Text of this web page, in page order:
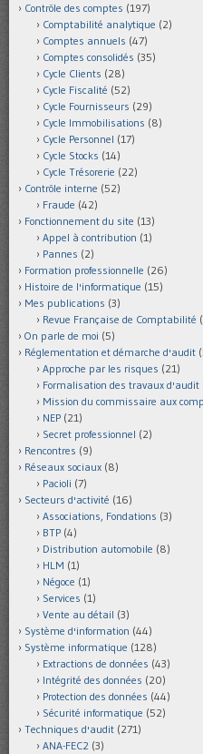
Contrôle des comptes (197)
Comptabilité analytique (2)
Comptes annuels (47)
Comptes consolidés (35)
Cycle Clients (28)
Cycle Fiscalité (52)
Cycle Fournisseurs (29)
Cycle Immobilisations (8)
Cycle Personnel (17)
Cycle Stocks (14)
Cycle Trésorerie (22)
Contrôle interne (52)
Fraude (42)
Fonctionnement du site (13)
Appel à contribution (1)
Pannes (2)
Formation professionnelle (26)
Histoire de l'informatique (15)
Mes publications (3)
Revue Française de Comptabilité
On parle de moi (5)
Réglementation et démarche d'audit
Approche par les risques (21)
Formalisation des travaux d'audit
Mission du commissaire aux
NEP (21)
Secret professionnel (2)
Rencontres (9)
Réseaux sociaux (8)
Pacioli (7)
Secteurs d'activité (16)
Associations, Fondations (3)
BTP (4)
Distribution automobile (8)
HLM (1)
Négoce (1)
Services (1)
Vente au détail (3)
Système d'information (44)
Système informatique (128)
Extractions de données (43)
Intégrité des données (20)
Protection des données (44)
Sécurité informatique (52)
Techniques d'audit (271)
ANA-FEC2 (3)